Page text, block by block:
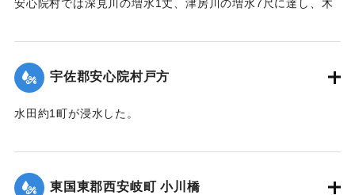
安心院村では深見川の増水1丈、津房川の増水7尺に達し、木
｜固有コード:
宇佐郡安心院村戸方
水田約1町が浸水した。
｜固有コード: 00275045
東国東郡西安岐町 小川橋